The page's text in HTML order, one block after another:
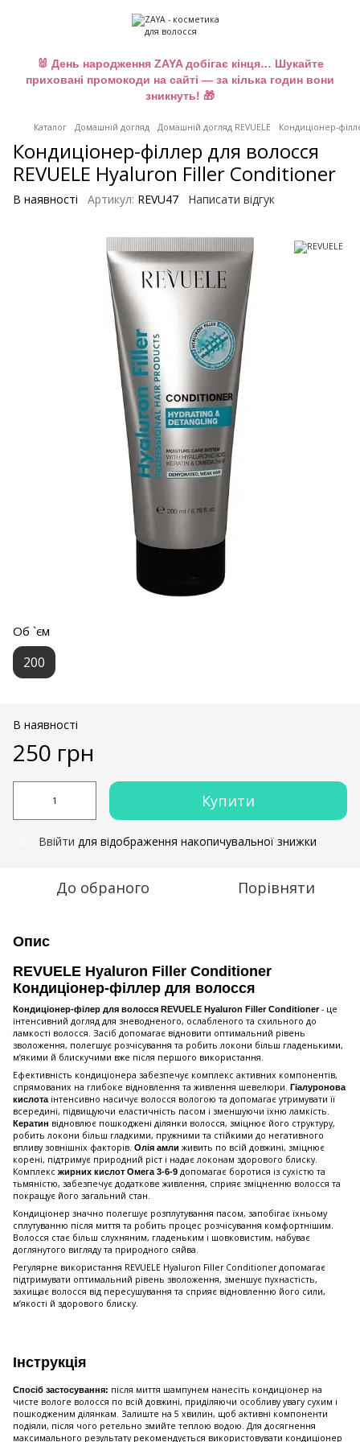
🐰 День народження ZAYA добігає кінця… Шукайте
приховані промокоди на сайті — за кілька годин вони
зникнуть! 🎁
Каталог Домашній догляд Домашній догляд REVUELE Кондиціонер-
Кондиціонер-філлер для волосся
REVUELE Hyaluron Filler Conditioner
В наявності Артикул: REVU47 Написати відгук
Об `єм
200
В наявності
250 грн
Купити
Ввійти для відображення накопичувальної знижки
До обраного Порівняти
Опис
REVUELE Hyaluron Filler Conditioner
Кондиціонер-філлер для волосся
Кондиціонер-філер для волосся REVUELE Hyaluron Filler Conditioner- це
інтенсивний догляд для зневодненого, ослабленого та схильного до
ламкості волосся. Засіб допомагає відновити оптимальний рівень
зволоження, полегшує розчісування та робить локони більш гладенькими,
м’якими й блискучими вже після першого використання.
Ефективність кондиціонера забезпечує комплекс активних компонентів,
спрямованих на глибоке відновлення та живлення шевелюри. Гіалуронова
кислотаінтенсивно насичує волосся вологою та допомагає утримувати її
всередині, підвищуючи еластичність пасом і зменшуючи їхню ламкість.
Кератин відновлює пошкоджені ділянки волосся, зміцнює його структуру,
робить локони більш гладкими, пружними та стійкими до негативного
впливу зовнішніх факторів. Олія амли живить по всій довжині, зміцнює
корені, підтримує природний ріст і надає локонам здорового блиску.
Комплекс жирних кислот Омега 3-6-9 допомагає боротися із сухістю та
тьмяністю, забезпечує додаткове живлення, сприяє зміцненню волосся та
покращує його загальний стан.
Кондиціонер значно полегшує розплутування пасом, запобігає їхньому
сплутуванню після миття та робить процес розчісування комфортнішим.
Волосся стає більш слухняним, гладеньким і шовковистим, набуває
доглянутого вигляду та природного сяйва.
Регулярне використання REVUELE Hyaluron Filler Conditioner допомагає
підтримувати оптимальний рівень зволоження, зменшує пухнастість,
захищає волосся від пересушування та сприяє відновленню його сили,
м’якості й здорового блиску.
Інструкція
Спосіб застосування: після миття шампунем нанесіть кондиціонер на
чисте вологе волосся по всій довжині, приділяючи особливу увагу сухим і
пошкодженим ділянкам. Залиште на 5 хвилин, щоб активні компоненти
подіяли, після чого ретельно змийте теплою водою. Для досягнення
максимального результату рекомендується використовувати кондиціонер